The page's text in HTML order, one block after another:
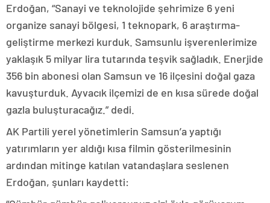
Erdoğan, “Sanayi ve teknolojide şehrimize 6 yeni
organize sanayi bölgesi, 1 teknopark, 6 araştırma-
geliştirme merkezi kurduk. Samsunlu işverenlerimize
yaklaşık 5 milyar lira tutarında teşvik sağladık. Enerjide
356 bin abonesi olan Samsun ve 16 ilçesini doğal gaza
kavuşturduk. Ayvacık ilçemizi de en kısa sürede doğal
gazla buluşturacağız.” dedi.
AK Partili yerel yönetimlerin Samsun’a yaptığı
yatırımların yer aldığı kısa filmin gösterilmesinin
ardından mitinge katılan vatandaşlara seslenen
Erdoğan, şunları kaydetti: